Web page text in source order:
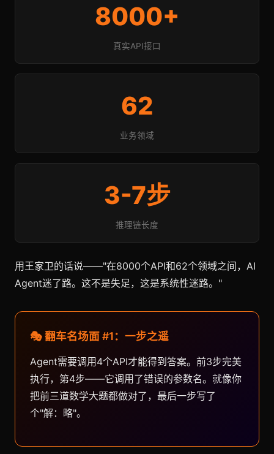
8000+
真实API接口
62
业务领域
3-7步
推理链长度
用王家卫的话说——"在8000个API和62个领域之间，AI
Agent迷了路。这不是失足，这是系统性迷路。"
🎭 翻车名场面 #1：一步之遥
Agent需要调用4个API才能得到答案。前3步完美
执行，第4步——它调用了错误的参数名。就像你
把前三道数学大题都做对了，最后一步写了
个"解：略"。